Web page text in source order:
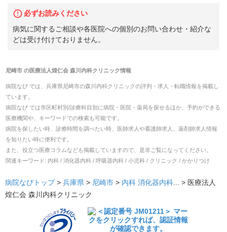
必ずお読みください
病気に関するご相談や各医院への個別のお問い合わせ・紹介な
どは受け付けておりません。
尼崎市の医療法人煌仁会 森川内科クリニック情報
病院なび では、 兵庫県尼崎市の森川内科クリニックの評判・求人・転職情報を掲載し
ています。
病院なび では市区町村別/診療科目別に病院・医院・薬局を探せるほか、予約ができる
医療機関や、キーワードでの検索も可能です。
病院を探したい時、診療時間を調べたい時、医師求人や看護師求人、薬剤師求人情報
を知りたい時に便利です。
また、役立つ医療コラムなども掲載していますので、是非ご覧になってください。
関連キーワード: 内科 / 消化器内科 / 呼吸器内科 / 小児科 / クリニック / かかりつけ
病院なびトップ > 兵庫県 > 尼崎市 > 内科 消化器内科... > 医療法人
煌仁会 森川内科クリニック